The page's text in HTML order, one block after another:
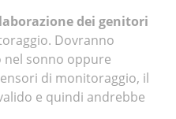
dei genitori
Dovranno
nel sonno oppure
di monitoraggio, il
e quindi andrebbe